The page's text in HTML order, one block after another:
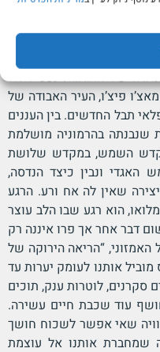
מאות שנים אחורה וממחיש
אין ספק שזו אחת מנקודות
שמתרחשת בדיוק בזמן
של החגיגות נעפיל אל
פיצ’ו, העיר האבודה של
תבל החדשים. בין העננים
שנבנתה בהרמוניה מושלמת
השמש, במקדש שלושת
האגדי ונבין כיצד הנדסה,
שאין לה אח ורע. הרגע
הוא רגע שבו הלב עוצר
דבר אחר אך פרו איננה רק
האמזוני, “הריאה הירוקה של
אותנו לעומק יערות עד
לוטרות ענק, תוכים
עוד שכבת חיים עשירה.
שאי אפשר לשכוח חושך
שמחברת אותנו אל עוצמת